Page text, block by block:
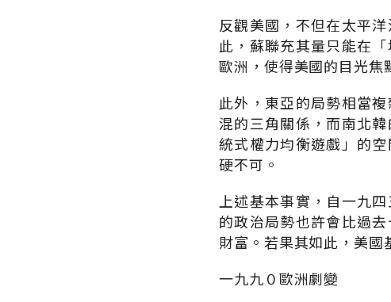
反觀美國，不但在太平
此，蘇聯充其量只能在
歐洲，使得美國的目光焦
此外，東亞的局勢相當
混的三角關係，而南北
統式權力均衡遊戲」的
硬不可。
上述基本事實，自一九
的政治局勢也許會比過
財富。若果其如此，美國
一九九０歐洲劇變